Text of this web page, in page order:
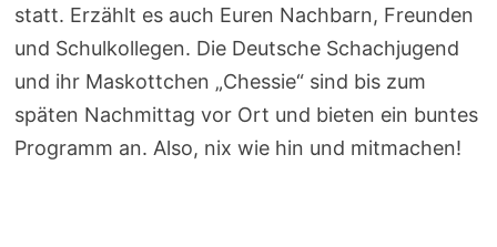
statt. Erzählt es auch Euren Nachbarn, Freunden
und Schulkollegen. Die Deutsche Schachjugend
und ihr Maskottchen „Chessie“ sind bis zum
späten Nachmittag vor Ort und bieten ein buntes
Programm an. Also, nix wie hin und mitmachen!